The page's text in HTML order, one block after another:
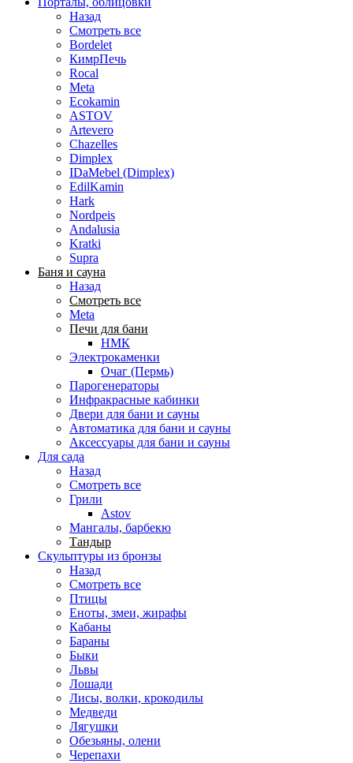
Назад
Смотреть все
Bordelet
КимрПечь
Rocal
Meta
Ecokamin
ASTOV
Artevero
Chazelles
Dimplex
IDaMebel (Dimplex)
EdilKamin
Hark
Nordpeis
Andalusia
Kratki
Supra
Баня и сауна
Назад
Смотреть все
Meta
Печи для бани
НМК
Электрокаменки
Очаг (Пермь)
Парогенераторы
Инфракрасные кабинки
Двери для бани и сауны
Автоматика для бани и сауны
Аксессуары для бани и сауны
Для сада
Назад
Смотреть все
Грили
Astov
Мангалы, барбекю
Тандыр
Скульптуры из бронзы
Назад
Смотреть все
Птицы
Еноты, змеи, жирафы
Кабаны
Бараны
Быки
Львы
Лошади
Лисы, волки, крокодилы
Медведи
Лягушки
Обезьяны, олени
Черепахи